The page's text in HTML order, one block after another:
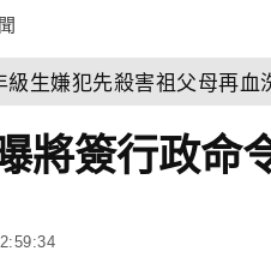
生嫌犯先殺害祖父母再血
將簽行政